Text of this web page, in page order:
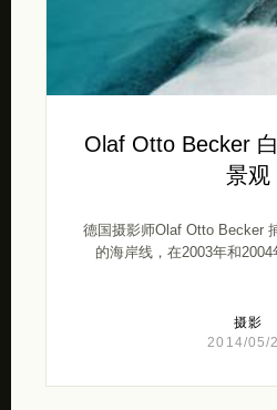
Olaf Otto Becker
景观
德国摄影师Olaf Otto Becker
的海岸线，在2003年和
摄影
2014/05/